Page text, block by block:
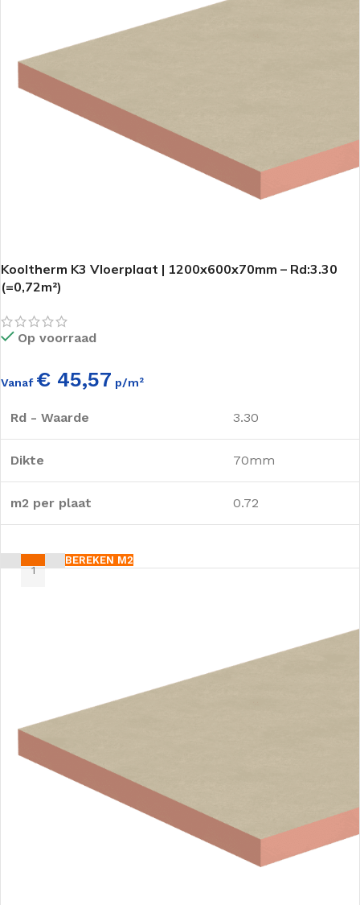
Kooltherm K3 Vloerplaat | 1200x600x70mm – Rd:3.30
(=0,72m²)
Op voorraad
Vanaf € 45,57 p/m²
Rd - Waarde 3.30
Dikte 70mm
m2 per plaat 0.72
BEREKEN M2